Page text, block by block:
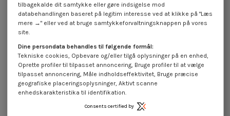
Skiver flad M5X10X1 Z sort
galvaniseret
1,85 €
inkl. moms
Vis m-hastighed stort cylindrisk
pan hoved kærv M5X15 gul zink
3,74 €
inkl. moms
tilbagekalde dit samtykke eller gøre indsigelse mod
databehandlingen baseret på legitim interesse ved at klikke på "Læs
mere →" eller ved at bruge samtykkeforvaltningsknappen på vores
site.
Dine persondata behandles til følgende formål:
Tekniske cookies, Opbevare og/eller tilgå oplysninger på en enhed,
Oprette profiler til tilpasset annoncering, Bruge profiler til at vælge
tilpasset annoncering, Måle indholdseffektivitet, Bruge præcise
geografiske placeringsoplysninger, Aktivt scanne
enhedskarakteristika til identifikation.
Consents certified by